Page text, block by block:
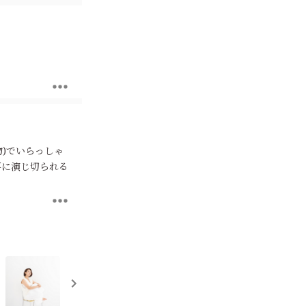
いらっしゃ
演じ切られる